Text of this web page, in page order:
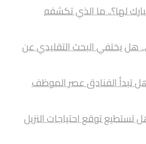
لها؟.. ما الذي تكشفه
هل يختفي البحث التقليدي عن
تبدأ الفنادق عصر الموظف
تستطيع توقع احتياجات النزيل